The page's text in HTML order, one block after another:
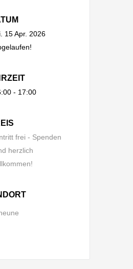
15 Apr. 2026
- 17:00
frei - Spenden
herzlich